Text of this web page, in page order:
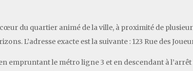
cœur du quartier animé de la ville, à proximité de
L’adresse exacte est la suivante : 123 Rue des
empruntant le métro ligne 3 et en descendant à